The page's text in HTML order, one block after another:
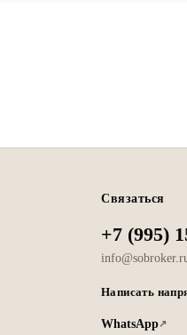
Связаться
+7 (995)
Написать
WhatsApp↗